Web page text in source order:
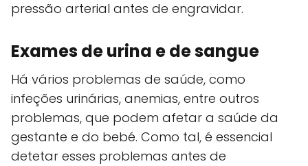
pressão arterial antes de engravidar.
Exames de urina e de sangue
Há vários problemas de saúde, como
infeções urinárias, anemias, entre outros
problemas, que podem afetar a saúde da
gestante e do bebé. Como tal, é essencial
detetar esses problemas antes de